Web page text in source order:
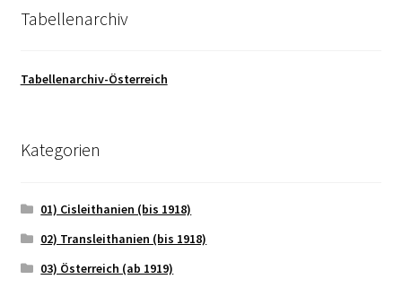
Tabellenarchiv
Tabellenarchiv-Österreich
Kategorien
01) Cisleithanien (bis 1918)
02) Transleithanien (bis 1918)
03) Österreich (ab 1919)